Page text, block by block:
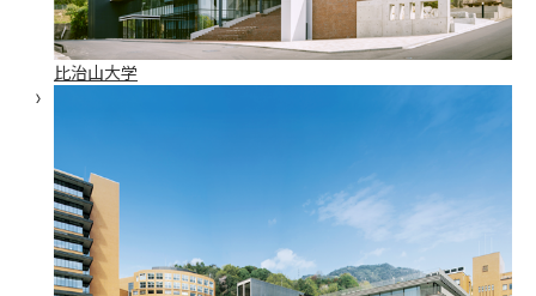
比治山大学